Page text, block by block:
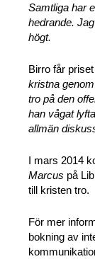
Samtliga har
hedrande.
högt.
Birro får priset
kristna
tro på den
han vågat
allmän
I mars 2014
Marcus på
till kristen tro.
För mer
bokning av